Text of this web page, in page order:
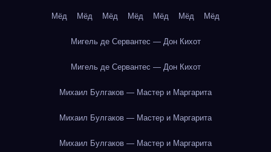
Мёд Мёд Мёд Мёд Мёд Мёд Мёд
Мигель де Сервантес — Дон Кихот
Мигель де Сервантес — Дон Кихот
Михаил Булгаков — Мастер и Маргарита
Михаил Булгаков — Мастер и Маргарита
Михаил Булгаков — Мастер и Маргарита